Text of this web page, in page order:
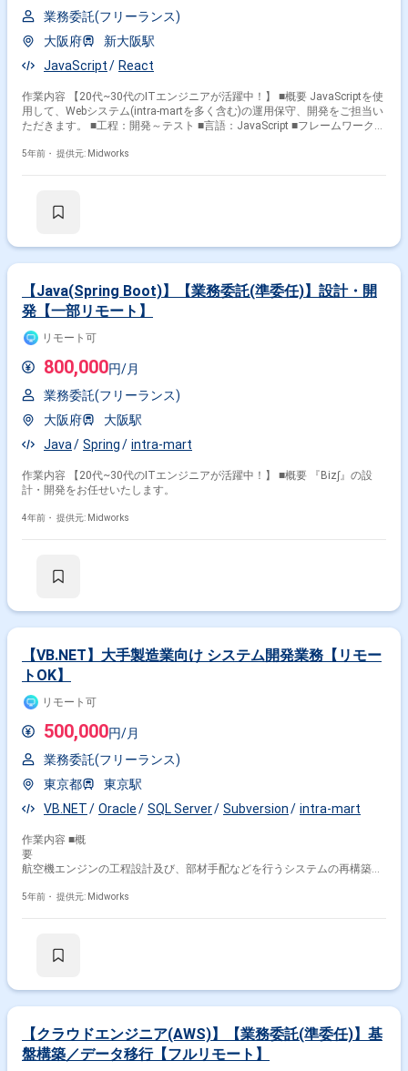
業務委託(フリーランス)
大阪府
新大阪駅
JavaScript
React
作業内容 【20代~30代のITエンジニアが活躍中！】 ■概要 JavaScriptを使
用して、Webシステム(intra-martを多く含む)の運用保守、開発をご担当い
ただきます。 ■工程：開発～テスト ■言語：JavaScript ■フレームワーク：
5年前・ 提供元: Midworks
【Java(Spring Boot)】【業務委託(準委任)】設計・開
発【一部リモート】
リモート可
800,000円/月
業務委託(フリーランス)
大阪府
大阪駅
Java
Spring intra-mart
作業内容 【20代~30代のITエンジニアが活躍中！】 ■概要 『Biz∫』の設
計・開発をお任せいたします。
4年前・ 提供元: Midworks
【VB.NET】大手製造業向け システム開発業務【リモー
トOK】
リモート可
500,000円/月
業務委託(フリーランス)
東京都
東京駅
VB.NET
Oracle SQL Server Subversion intra-mart
作業内容 ■概
航空機エンジンの工程設計及び、部材手配などを行うシステムの再構築。
済み。 現在はSTを実施しており、8月頃からSTと並行しつつUATを開始
5年前・ 提供元: Midworks
【クラウドエンジニア(AWS)】【業務委託(準委任)】基
盤構築／データ移行【フルリモート】